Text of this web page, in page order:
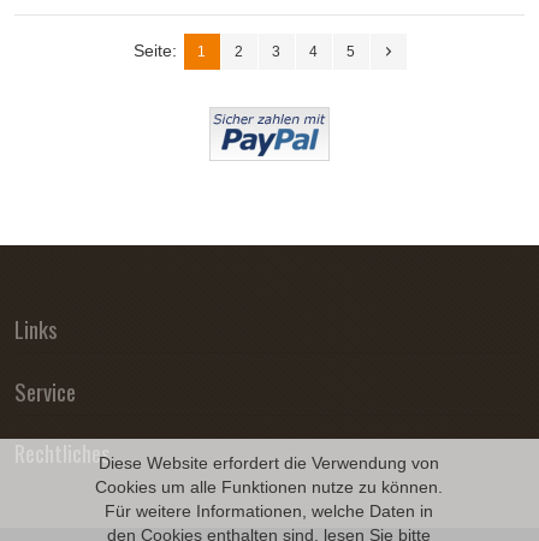
Diese Website erfordert die Verwendung von
Cookies um alle Funktionen nutze zu können.
Für weitere Informationen, welche Daten in
den Cookies enthalten sind, lesen Sie bitte
Seite: 1 2 3 4 5
Links
Service
Rechtliches